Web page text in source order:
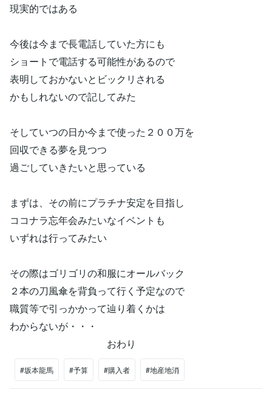
現実的ではある
今後は今まで長電話していた方にも
ショートで電話する可能性があるので
表明しておかないとビックリされる
かもしれないので記してみた
そしていつの日か今まで使った２００万を
回収できる夢を見つつ
過ごしていきたいと思っている
まずは、その前にプラチナ安定を目指し
ココナラ忘年会みたいなイベントも
いずれは行ってみたい
その際はゴリゴリの和服にオールバック
２本の刀風傘を背負って行く予定なので
職質等で引っかかって辿り着くかは
わからないが・・・
おわり
#坂本龍馬 #予算 #購入者 #地産地消